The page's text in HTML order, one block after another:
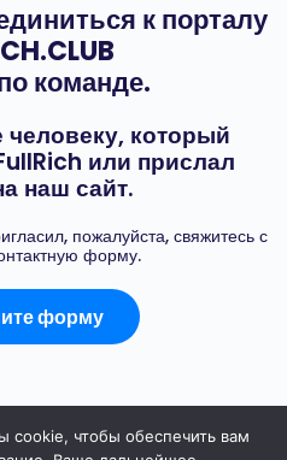
к порталу
команде.
который
или прислал
наш сайт.
пожалуйста, свяжитесь с
форму.
форму
cookie, чтобы обеспечить вам